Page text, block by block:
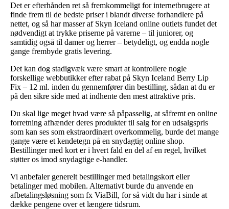
Det er efterhånden ret så fremkommeligt for internetbrugere at
finde frem til de bedste priser i blandt diverse forhandlere på
nettet, og så har masser af Skyn Iceland online outlets fundet det
nødvendigt at trykke priserne på varerne – til juniorer, og
samtidig også til damer og herrer – betydeligt, og endda nogle
gange frembyde gratis levering.
Det kan dog stadigvæk være smart at kontrollere nogle
forskellige webbutikker efter rabat på Skyn Iceland Berry Lip
Fix – 12 ml. inden du gennemfører din bestilling, sådan at du er
på den sikre side med at indhente den mest attraktive pris.
Du skal lige meget hvad være så påpasselig, at såfremt en online
forretning afhænder deres produkter til salg for en udsalgspris
som kan ses som ekstraordinært overkommelig, burde det mange
gange være et kendetegn på en snydagtig online shop.
Bestillinger med kort er i hvert fald en del af en regel, hvilket
støtter os imod snydagtige e-handler.
Vi anbefaler generelt bestillinger med betalingskort eller
betalinger med mobilen. Alternativt burde du anvende en
afbetalingsløsning som fx ViaBill, for så vidt du har i sinde at
dække pengene over et længere tidsrum.